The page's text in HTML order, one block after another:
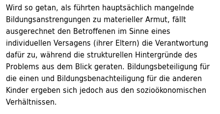
Wird so getan, als führten hauptsächlich mangelnde
Bildungsanstrengungen zu materieller Armut, fällt
ausgerechnet den Betroffenen im Sinne eines
individuellen Versagens (ihrer Eltern) die Verantwortung
dafür zu, während die strukturellen Hintergründe des
Problems aus dem Blick geraten. Bildungsbeteiligung für
die einen und Bildungsbenachteiligung für die anderen
Kinder ergeben sich jedoch aus den sozioökonomischen
Verhältnissen.